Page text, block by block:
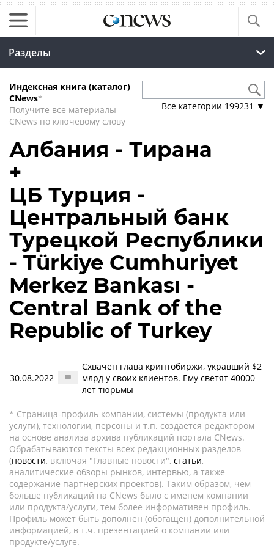
Разделы
Индексная книга (каталог)
CNews*
Получите все материалы
CNews по ключевому слову
Все категории 199231 ▼
Албания - Тирана
+
ЦБ Турция -
Центральный банк
Турецкой Республики
- Türkiye Cumhuriyet
Merkez Bankası -
Central Bank of the
Republic of Turkey
30.08.2022
Схвачен глава криптобиржи, укравший $2
млрд у своих клиентов. Ему светят 40000
лет тюрьмы
* Страница-профиль компании, системы (продукта или
услуги), технологии, персоны и т.п. создается редактором
на основе анализа архива публикаций портала CNews.
Обрабатываются тексты всех редакционных разделов
(новости, включая "Главные новости", статьи,
аналитические обзоры рынков, интервью, а также
содержание партнёрских проектов). Таким образом, чем
больше публикаций на CNews было с именем компании
или продукта/услуги, тем более информативен профиль.
Профиль может быть дополнен (обогащен) дополнительной
информацией, в т.ч. презентацией о компании или
продукте/услуге.